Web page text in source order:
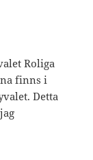
Roliga
finns i
Detta